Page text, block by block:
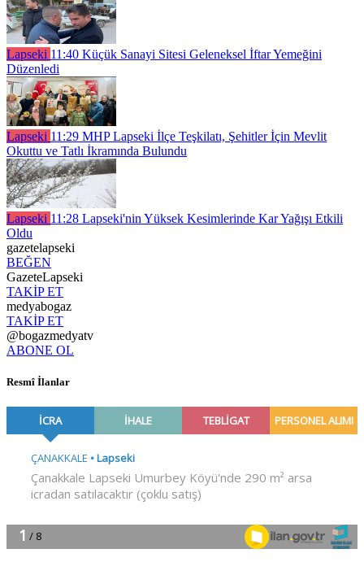
Lapseki 11:40 Küçük Sanayi Sitesi Geleneksel İftar Yemeğini
Düzenledi
Lapseki 11:29 MHP Lapseki İlçe Teşkilatı, Şehitler İçin Mevlit
Okuttu ve Tatlı İkramında Bulundu
Lapseki 11:28 Lapseki'nin Yüksek Kesimlerinde Kar Yağışı Etkili
Oldu
gazetelapseki
BEĞEN
GazeteLapseki
TAKİP ET
medyabogaz
TAKİP ET
@bogazmedyatv
ABONE OL
Resmî İlanlar